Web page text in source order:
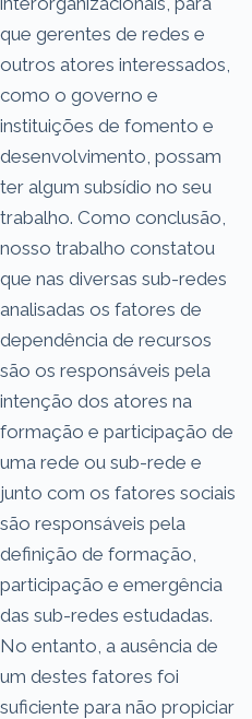
que gerentes de redes e
outros atores interessados,
como o governo e
instituições de fomento e
desenvolvimento, possam
ter algum subsídio no seu
trabalho. Como conclusão,
nosso trabalho constatou
que nas diversas sub-redes
analisadas os fatores de
dependência de recursos
são os responsáveis pela
intenção dos atores na
formação e participação de
uma rede ou sub-rede e
junto com os fatores sociais
são responsáveis pela
definição de formação,
participação e emergência
das sub-redes estudadas.
No entanto, a ausência de
um destes fatores foi
suficiente para não propiciar